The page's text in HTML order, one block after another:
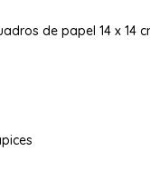
de papel 14 x 14